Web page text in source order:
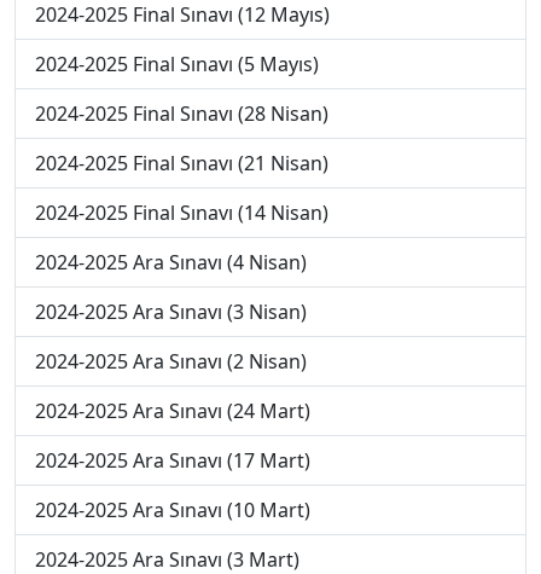
2024-2025 Final Sınavı (12 Mayıs)
2024-2025 Final Sınavı (5 Mayıs)
2024-2025 Final Sınavı (28 Nisan)
2024-2025 Final Sınavı (21 Nisan)
2024-2025 Final Sınavı (14 Nisan)
2024-2025 Ara Sınavı (4 Nisan)
2024-2025 Ara Sınavı (3 Nisan)
2024-2025 Ara Sınavı (2 Nisan)
2024-2025 Ara Sınavı (24 Mart)
2024-2025 Ara Sınavı (17 Mart)
2024-2025 Ara Sınavı (10 Mart)
2024-2025 Ara Sınavı (3 Mart)